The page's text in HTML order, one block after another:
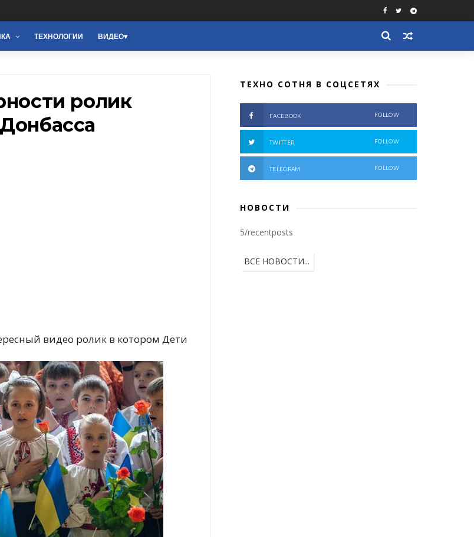
ТЕХНОЛОГИИ ВИДЕО
ролик
видео ролик в котором Дети
ТЕХНО СОТНЯ В СОЦСЕТЯХ
FACEBOOK FOLLOW
TWITTER FOLLOW
TELEGRAM FOLLOW
НОВОСТИ
5/recentposts
ВСЕ НОВОСТИ...